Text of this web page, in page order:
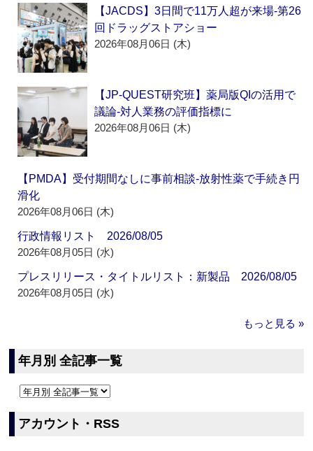
【JACDS】3日間で11万人超が来場‐第26
回ドラッグストアショー
2026年08月06日 (木)
【JP-QUEST研究班】薬局版QIの活用で
議論‐対人業務の評価指標に
2026年08月06日 (木)
【PMDA】受付期間なしに事前相談‐放射性薬で手続き円
滑化
2026年08月06日 (木)
行政情報リスト 2026/08/05
2026年08月05日 (水)
プレスリリース・タイトルリスト：新製品 2026/08/05
2026年08月05日 (水)
もっと見る »
年月別 全記事一覧
アカウント・RSS